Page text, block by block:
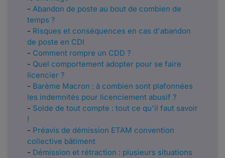
- Abandon de poste au bout de combien de
temps ?
- Risques et conséquences en cas d'abandon
de poste en CDI
- Comment rompre un CDD ?
- Quel comportement adopter pour se faire
licencier ?
- Barème Macron : à combien sont plafonnées
les indemnités pour licenciement abusif ?
- Solde de tout compte : tout ce qu'il faut savoir
!
- Préavis de démission ETAM convention
collective bâtiment
- Démission et rétraction : plusieurs situations